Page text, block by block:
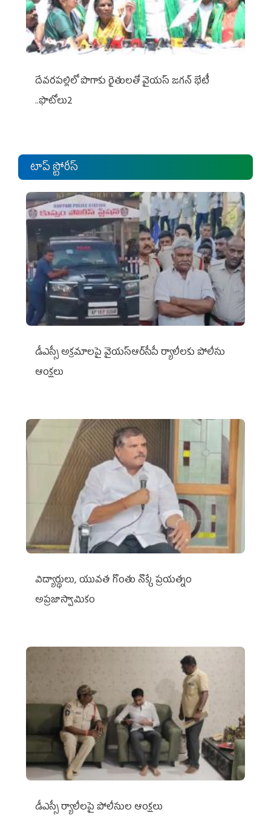
దేవరపల్లిలో పొగాకు రైతులతో వైయస్ జగన్ భేటీ
..ఫొటోలు2
టాప్ స్టోరీస్
డీఎస్సీ అక్రమాలపై వైయ‌స్ఆర్‌సీపీ ర్యాలీలకు పోలీసు
ఆంక్షలు
విద్యార్థులు, యువత గొంతు నొక్కే ప్రయత్నం
అప్రజాస్వామికం
డీఎస్సీ ర్యాలీలపై పోలీసుల ఆంక్షలు